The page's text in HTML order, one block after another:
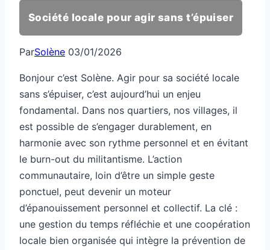
Société locale pour agir sans t’épuiser
ParSolène 03/01/2026
Bonjour c’est Solène. Agir pour sa société locale
sans s’épuiser, c’est aujourd’hui un enjeu
fondamental. Dans nos quartiers, nos villages, il
est possible de s’engager durablement, en
harmonie avec son rythme personnel et en évitant
le burn-out du militantisme. L’action
communautaire, loin d’être un simple geste
ponctuel, peut devenir un moteur
d’épanouissement personnel et collectif. La clé :
une gestion du temps réfléchie et une coopération
locale bien organisée qui intègre la prévention de